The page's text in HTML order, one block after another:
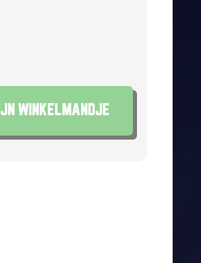
WINKELMANDJE